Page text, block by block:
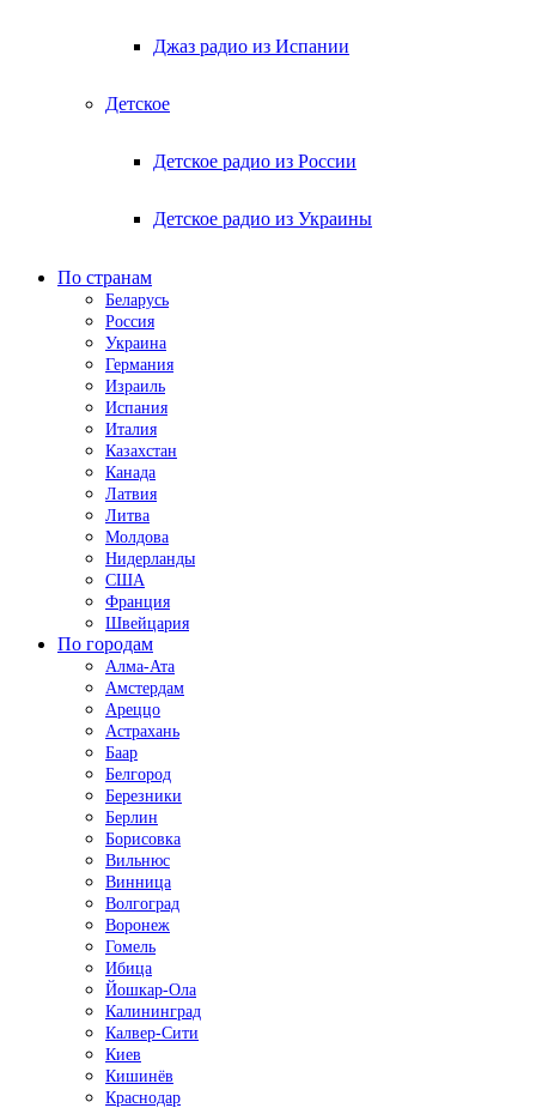
Джаз радио из Испании
Детское
Детское радио из России
Детское радио из Украины
По странам
Беларусь
Россия
Украина
Германия
Израиль
Испания
Италия
Казахстан
Канада
Латвия
Литва
Молдова
Нидерланды
США
Франция
Швейцария
По городам
Алма-Ата
Амстердам
Ареццо
Астрахань
Баар
Белгород
Березники
Берлин
Борисовка
Вильнюс
Винница
Волгоград
Воронеж
Гомель
Ибица
Йошкар-Ола
Калининград
Калвер-Сити
Киев
Кишинёв
Краснодар